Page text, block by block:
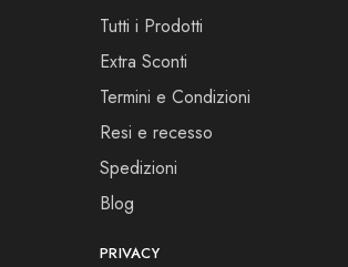
Tutti i Prodotti
Extra Sconti
Termini e Condizioni
Resi e recesso
Spedizioni
Blog
PRIVACY